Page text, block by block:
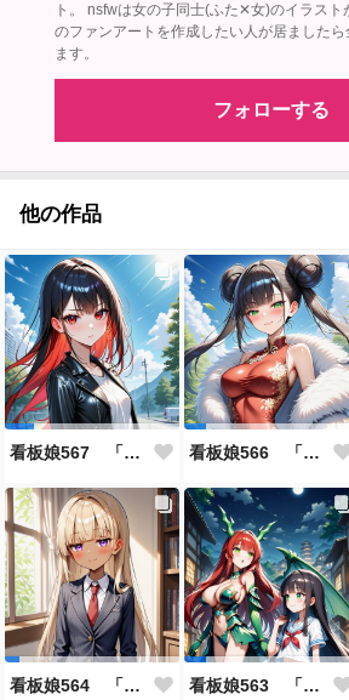
ト。 nsfwは女の子同士(ふた✕女)のイラス
のファンアートを作成したい人が居ました
ます。
フォローする
他の作品
看板娘567 「雪村恋のよもやま話」 看板娘566 「ナンシー・ツァオのよもやま話」
看板娘564 「ジェルマ・レスポストン・八百のよもやま話」 看板娘563 「騒ぎの終わり」